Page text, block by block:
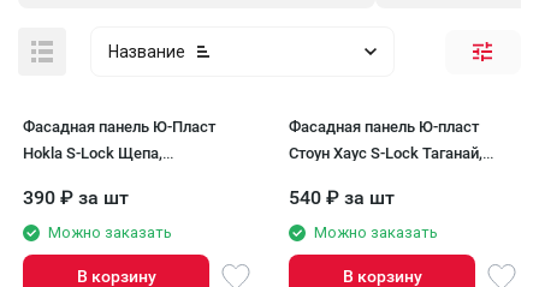
Название
Фасадная панель Ю-Пласт
Hokla S-Lock Щепа,
390 ₽ за шт
Можно заказать
В корзину
Фасадная панель Ю-пласт
Стоун Хаус S-Lock Таганай,
540 ₽ за шт
Можно заказать
В корзину